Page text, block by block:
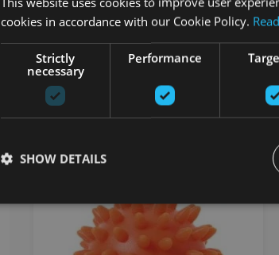
От 34.90€
добавить в
корзину
cookies in accordance with our Cookie Policy.
Strictly
necessary
Performance
SHOW DETAILS